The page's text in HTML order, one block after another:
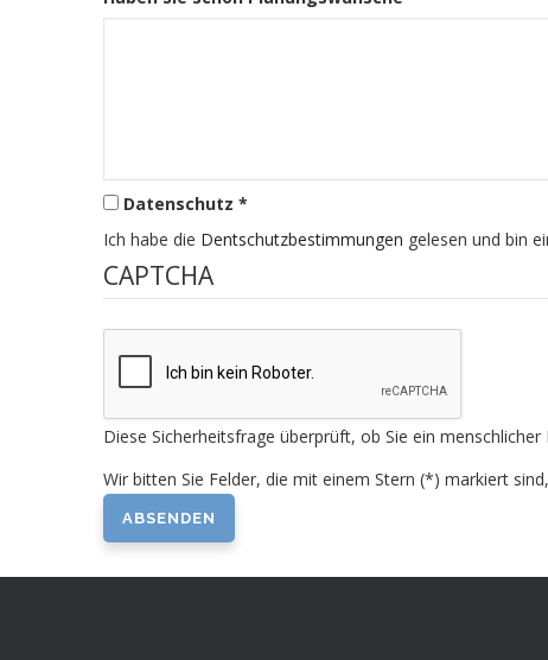
Datenschutz *
Ich habe die Dentschutzbestimmungen gelesen und bin
CAPTCHA
Diese Sicherheitsfrage überprüft, ob Sie ein
Wir bitten Sie Felder, die mit einem Stern (*) markiert